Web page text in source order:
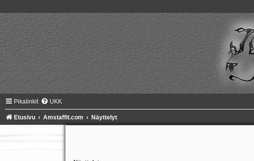
Pikalinkit UKK
Etusivu Amstaffit.com Näyttelyt